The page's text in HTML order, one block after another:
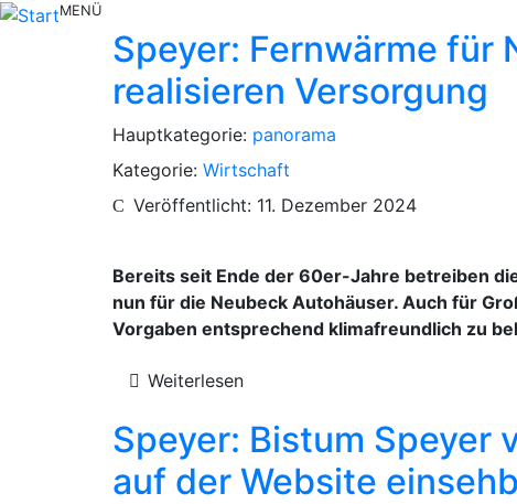
MENÜ
Speyer: Fernwärme für
realisieren Versorgung
Hauptkategorie: panorama
Kategorie: Wirtschaft
Veröffentlicht: 11. Dezember 2024
Bereits seit Ende der 60er-Jahre betreiben
nun für die Neubeck Autohäuser. Auch für
Vorgaben entsprechend klimafreundlich zu
Weiterlesen
Speyer: Bistum
auf der Website